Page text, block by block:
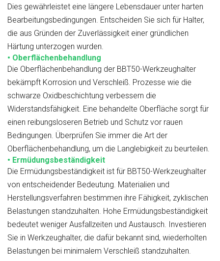
Dies gewährleistet eine längere Lebensdauer unter harten
Bearbeitungsbedingungen. Entscheiden Sie sich für Halter,
die aus Gründen der Zuverlässigkeit einer gründlichen
Härtung unterzogen wurden.
• Oberflächenbehandlung
Die Oberflächenbehandlung der BBT50-Werkzeughalter
bekämpft Korrosion und Verschleiß. Prozesse wie die
schwarze Oxidbeschichtung verbessern die
Widerstandsfähigkeit. Eine behandelte Oberfläche sorgt für
einen reibungsloseren Betrieb und Schutz vor rauen
Bedingungen. Überprüfen Sie immer die Art der
Oberflächenbehandlung, um die Langlebigkeit zu beurteilen.
• Ermüdungsbeständigkeit
Die Ermüdungsbeständigkeit ist für BBT50-Werkzeughalter
von entscheidender Bedeutung. Materialien und
Herstellungsverfahren bestimmen ihre Fähigkeit, zyklischen
Belastungen standzuhalten. Hohe Ermüdungsbeständigkeit
bedeutet weniger Ausfallzeiten und Austausch. Investieren
Sie in Werkzeughalter, die dafür bekannt sind, wiederholten
Belastungen bei minimalem Verschleiß standzuhalten.